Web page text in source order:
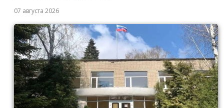
07 августа 2026